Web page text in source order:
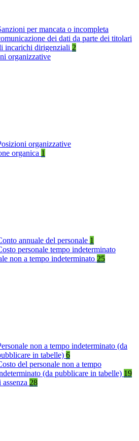
per mancata o incompleta
dei dati da parte dei titolari
incarichi dirigenziali 2
organizzative
organizzative
organica 1
annuale del personale 1
personale tempo indeterminato
non a tempo indeterminato 25
non a tempo indeterminato (da
in tabelle) 6
del personale non a tempo
(da pubblicare in tabelle) 19
28